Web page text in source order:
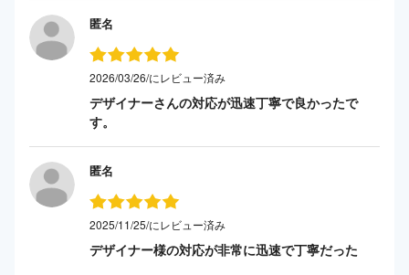
匿名
2026/03/26/にレビュー済み
デザイナーさんの対応が迅速丁寧で良かったで
す。
匿名
2025/11/25/にレビュー済み
デザイナー様の対応が非常に迅速で丁寧だった